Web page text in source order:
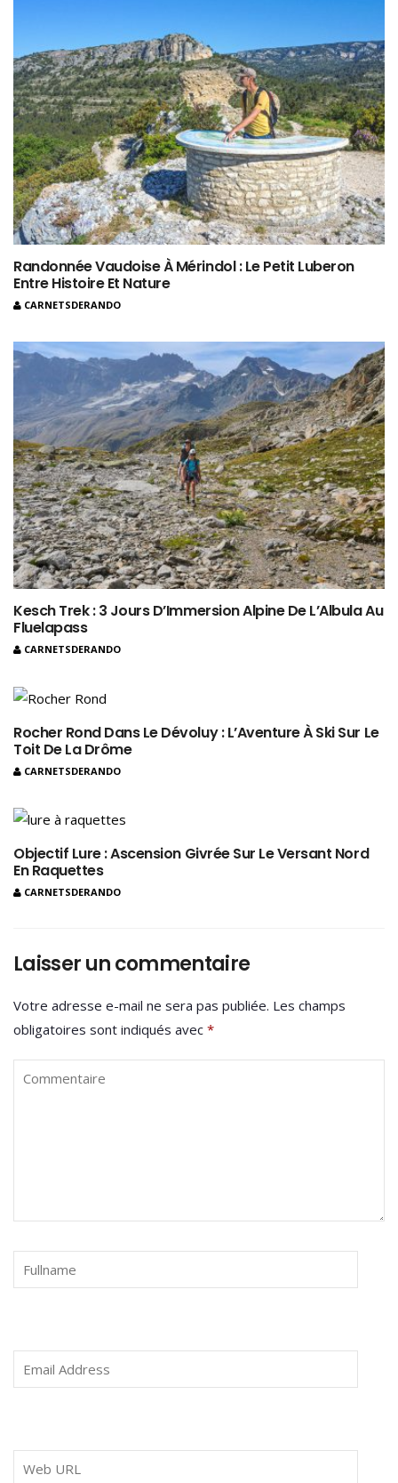
Randonnée Vaudoise À Mérindol : Le Petit Luberon
Entre Histoire Et Nature
CARNETSDERANDO
Kesch Trek : 3 Jours D’Immersion Alpine De L’Albula Au
Fluelapass
CARNETSDERANDO
Rocher Rond Dans Le Dévoluy : L’Aventure À Ski Sur Le
Toit De La Drôme
CARNETSDERANDO
Objectif Lure : Ascension Givrée Sur Le Versant Nord
En Raquettes
CARNETSDERANDO
Laisser un commentaire
Votre adresse e-mail ne sera pas publiée. Les champs
obligatoires sont indiqués avec *